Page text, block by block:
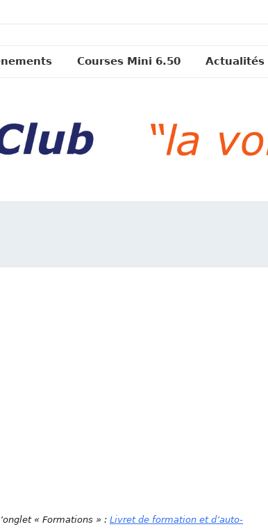
Courses Mini 6.50 Actualités
« Formations » : Livret de formation et d’auto-